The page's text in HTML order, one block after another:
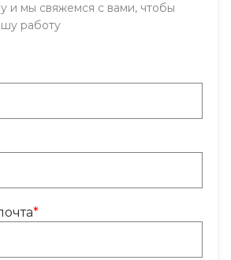
и мы свяжемся с вами, чтобы
работу
*